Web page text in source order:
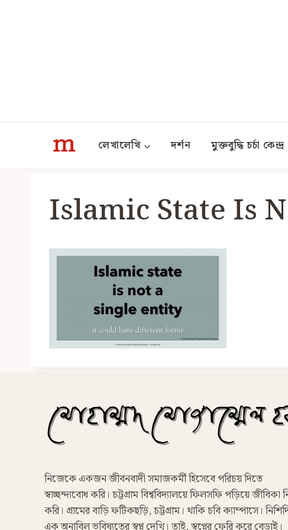
লেখালেখি দর্শন মুক্তবুদ্ধি চর্চা কেন্দ্র
Islamic State Is
নিজেকে একজন জীবনবাদী সমাজকর্মী হিসেবে পরিচয় দিতে
স্বাচ্ছন্দ্যবোধ করি। চট্টগ্রাম বিশ্ববিদ্যালয়ে ফিলসফি পড়িয়ে জীবিকা
করি। গ্রামের বাড়ি ফটিকছড়ি, চট্টগ্রাম। থাকি চবি ক্যাম্পাসে।